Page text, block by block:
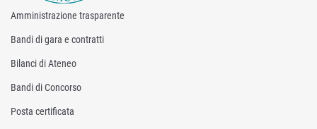
Amministrazione trasparente
Bandi di gara e contratti
Bilanci di Ateneo
Bandi di Concorso
Posta certificata